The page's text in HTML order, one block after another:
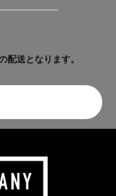
配送となります。